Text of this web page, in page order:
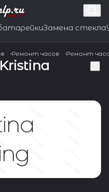
Замена стекла
Ремонт часов Ремонт